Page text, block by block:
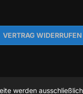
VERTRAG WIDERRUFEN
werden